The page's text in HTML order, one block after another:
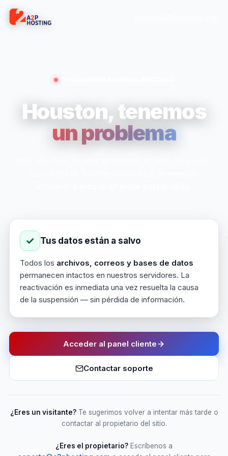
SITIO TEMPORALMENTE INACTIVO
Houston, tenemos
un problema
✓ Tus datos están a salvo
Todos los archivos, correos y bases de datos
permanecen intactos en nuestros servidores. La
reactivación es inmediata una vez resuelta la causa
de la suspensión — sin pérdida de información.
Acceder al panel cliente
Contactar soporte
¿Eres un visitante?Te sugerimos volver a intentar más tarde o
contactar al propietario del sitio.
¿Eres el propietario? Escríbenos a